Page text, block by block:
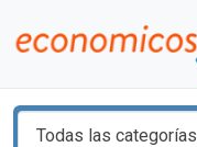
Todas las categorías